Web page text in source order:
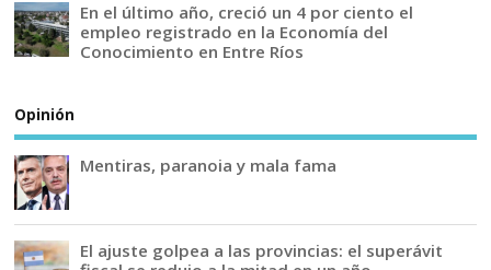
En el último año, creció un 4 por ciento el
empleo registrado en la Economía del
Conocimiento en Entre Ríos
Opinión
Mentiras, paranoia y mala fama
El ajuste golpea a las provincias: el superávit